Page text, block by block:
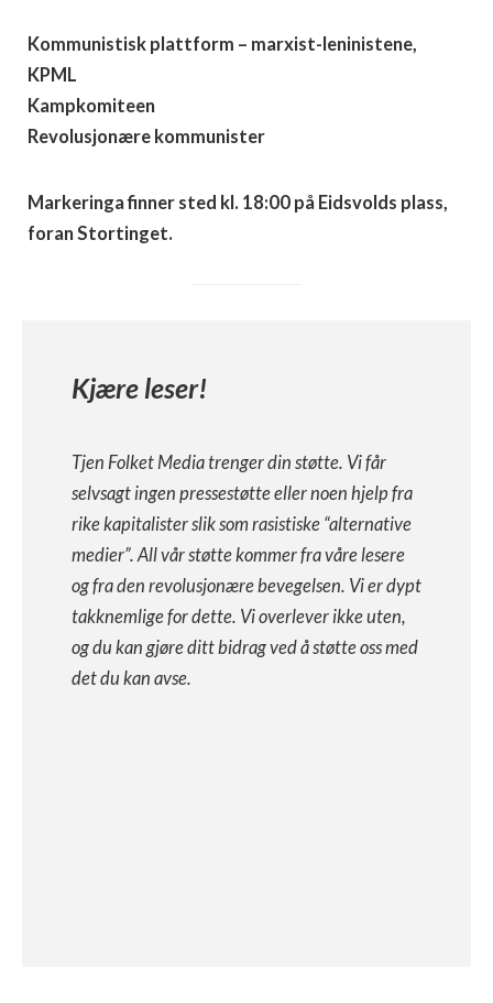
Kommunistisk plattform – marxist-leninistene,
KPML
Kampkomiteen
Revolusjonære kommunister
Markeringa finner sted kl. 18:00 på Eidsvolds plass,
foran Stortinget.
Kjære leser!
Tjen Folket Media trenger din støtte. Vi får
selvsagt ingen pressestøtte eller noen hjelp fra
rike kapitalister slik som rasistiske “alternative
medier”. All vår støtte kommer fra våre lesere
og fra den revolusjonære bevegelsen. Vi er dypt
takknemlige for dette. Vi overlever ikke uten,
og du kan gjøre ditt bidrag ved å støtte oss med
det du kan avse.